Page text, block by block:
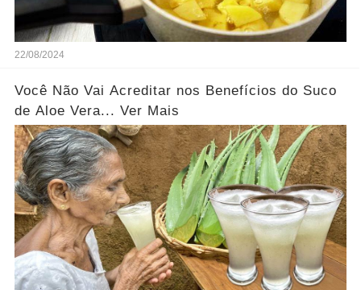
22/08/2024
Você Não Vai Acreditar nos Benefícios do Suco
de Aloe Vera... Ver Mais